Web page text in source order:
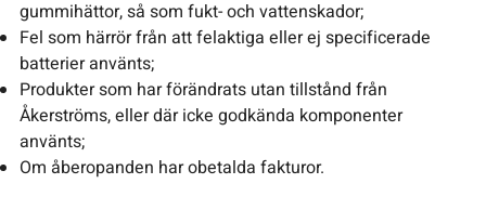
gummihättor, så som fukt- och vattenskador;
Fel som härrör från att felaktiga eller ej specificerade
batterier använts;
Produkter som har förändrats utan tillstånd från
Åkerströms, eller där icke godkända komponenter
använts;
Om åberopanden har obetalda fakturor.